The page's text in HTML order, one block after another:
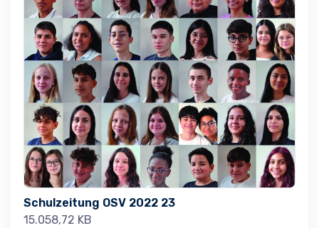
Schulzeitung OSV 2022 23
15.058,72 KB